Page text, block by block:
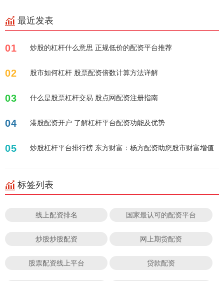
最近发表
01 炒股的杠杆什么意思 正规低价的配资平台推荐
02 股市如何杠杆 股票配资倍数计算方法详解
03 什么是股票杠杆交易 股点网配资注册指南
04 港股配资开户 了解杠杆平台配资功能及优势
05 炒股杠杆平台排行榜 东方财富：杨方配资助您股市财富增值
标签列表
线上配资排名 国家最认可的配资平台
炒股炒股配资 网上期货配资
股票配资线上平台 贷款配资